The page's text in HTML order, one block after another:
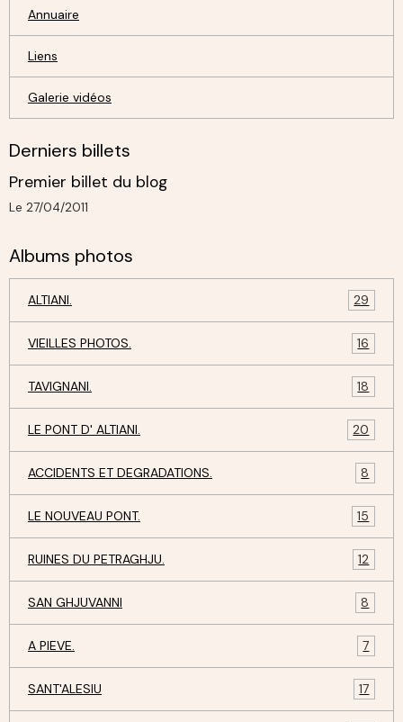
Annuaire
Liens
Galerie vidéos
Derniers billets
Premier billet du blog
Le 27/04/2011
Albums photos
ALTIANI. 29
VIEILLES PHOTOS. 16
TAVIGNANI. 18
LE PONT D' ALTIANI. 20
ACCIDENTS ET DEGRADATIONS. 8
LE NOUVEAU PONT. 15
RUINES DU PETRAGHJU. 12
SAN GHJUVANNI 8
A PIEVE. 7
SANT'ALESIU 17